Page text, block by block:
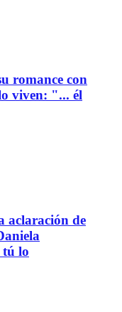
romance con
viven: "... él
aclaración de
lo